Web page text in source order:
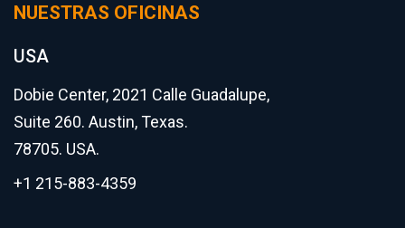
NUESTRAS OFICINAS
USA
Dobie Center, 2021 Calle Guadalupe,
Suite 260. Austin, Texas.
78705. USA.
+1 215-883-4359